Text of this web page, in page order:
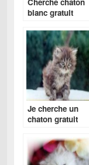
blanc gratuit
Je cherche un
chaton gratuit